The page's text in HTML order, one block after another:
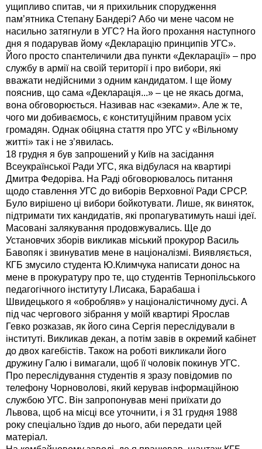
ущипливо спитав, чи я прихильник спорудження
пам’ятника Степану Бандері? Або чи мене часом не
насильно затягнули в УГС? На його прохання наступного
дня я подарував йому «Декларацію принципів УГС».
Його просто спантеличили два пункти «Декларації» – про
службу в армії на своїй території і про вибори, які
вважати недійсними з одним кандидатом. І ще йому
пояснив, що сама «Декларація...» – це не якась догма,
вона обговорюється. Називав нас «зеками». Але ж те,
чого ми добиваємось, є конституційним правом усіх
громадян. Однак обіцяна стаття про УГС у «Вільному
житті» так і не з’явилась.
18 грудня я був запрошений у Київ на засідання
Всеукраїнської Ради УГС, яка відбулася на квартирі
Дмитра Федоріва. На Раді обговорювалось питання
щодо ставлення УГС до виборів Верховної Ради СРСР.
Було вирішено ці вибори бойкотувати. Лише, як виняток,
підтримати тих кандидатів, які пропагуватимуть наші ідеї.
Масовані залякування продовжувались. Ще до
Установчих зборів викликав міський прокурор Василь
Бавопяк і звинуватив мене в націоналізмі. Виявляється,
КГБ змусило студента Ю.Климчука написати донос на
мене в прокуратуру про те, що студентів Тернопільського
педагогічного інституту І.Лисака, Барабаша і
Швидецького я «обробляв» у націоналістичному дусі. А
під час чергового зібрання у моїй квартирі Ярослав
Гевко розказав, як його сина Сергія переслідували в
інституті. Викликав декан, а потім завів в окремий кабінет
до двох кагебістів. Також на роботі викликали його
дружину Галю і вимагали, щоб її чоловік покинув УГС.
Про переслідування студентів я зразу повідомив по
телефону Чорноволові, який керував інформаційною
службою УГС. Він запропонував мені приїхати до
Львова, щоб на місці все уточнити, і я 31 грудня 1988
року спеціально їздив до нього, аби передати цей
матеріал.